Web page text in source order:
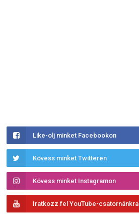
Like-olj minket Facebookon
Kövess minket Twitteren
Kövess minket Instagramon
Iratkozz fel YouTube-csatornánkra